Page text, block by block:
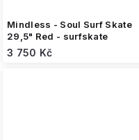
Mindless - Soul Surf Skate
29,5" Red - surfskate
3 750 Kč